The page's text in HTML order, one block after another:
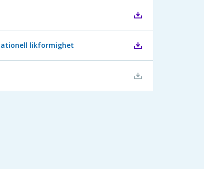
likformighet